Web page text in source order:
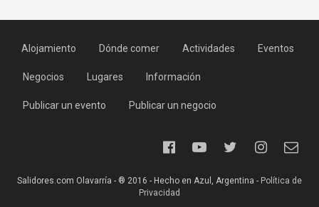
Alojamiento Dónde comer Actividades Eventos
Negocios Lugares Información
Publicar un evento Publicar un negocio
Salidores.com Olavarría - ® 2016 - Hecho en Azul, Argentina - Política de
Privacidad